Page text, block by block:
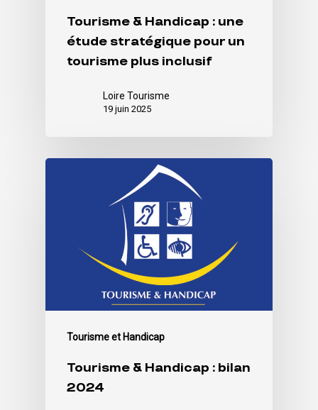
Tourisme & Handicap : une
étude stratégique pour un
tourisme plus inclusif
Loire Tourisme
19 juin 2025
Tourisme et Handicap
Tourisme & Handicap : bilan
2024